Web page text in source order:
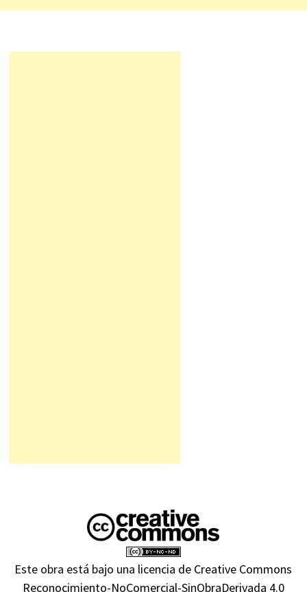
Este obra está bajo una licencia de Creative Commons
Reconocimiento-NoComercial-SinObraDerivada 4.0